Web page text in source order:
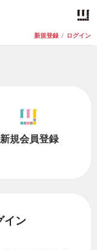
新規登録 / ログイン
新規会員登録
イン